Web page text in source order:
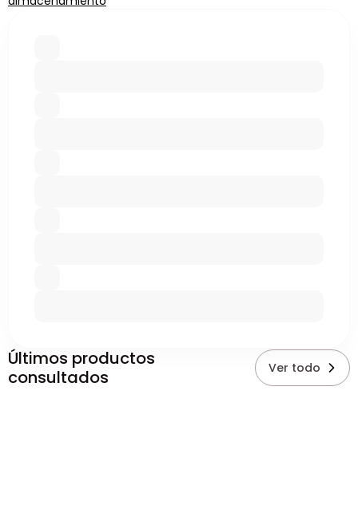
Últimos productos
consultados
Ver todo